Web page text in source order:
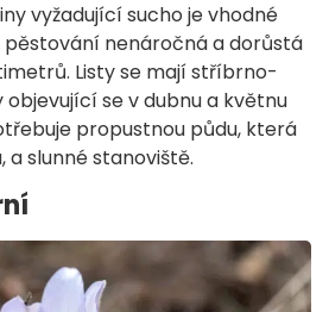
vyžadující sucho je vhodné
pěstování nenáročná a dorůstá
Listy se mají stříbrno-
se v dubnu a květnu
propustnou půdu, která
a slunné stanoviště.